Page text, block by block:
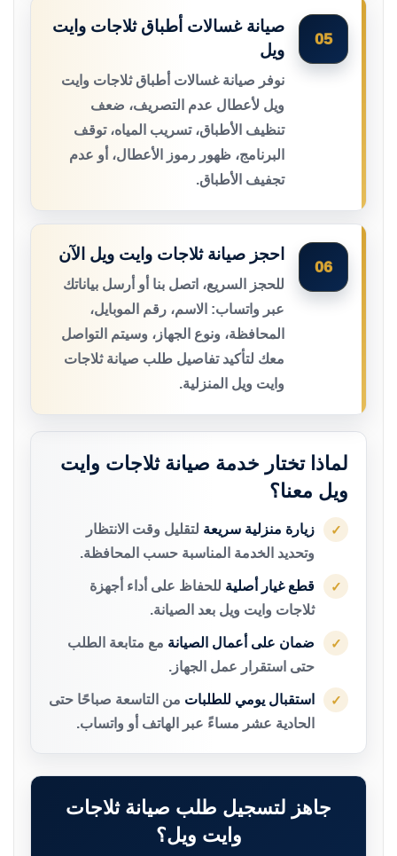
05
صيانة غسالات أطباق ثلاجات وايت
ويل
نوفر صيانة غسالات أطباق ثلاجات وايت
ويل لأعطال عدم التصريف، ضعف
تنظيف الأطباق، تسريب المياه، توقف
البرنامج، ظهور رموز الأعطال، أو عدم
تجفيف الأطباق.
06
احجز صيانة ثلاجات وايت ويل الآن
للحجز السريع، اتصل بنا أو أرسل بياناتك
عبر واتساب: الاسم، رقم الموبايل،
المحافظة، ونوع الجهاز، وسيتم التواصل
معك لتأكيد تفاصيل طلب صيانة ثلاجات
وايت ويل المنزلية.
لماذا تختار خدمة صيانة ثلاجات وايت
ويل معنا؟
✓ زيارة منزلية سريعة لتقليل وقت الانتظار
وتحديد الخدمة المناسبة حسب المحافظة.
✓ قطع غيار أصلية للحفاظ على أداء أجهزة
ثلاجات وايت ويل بعد الصيانة.
✓ ضمان على أعمال الصيانة مع متابعة الطلب
حتى استقرار عمل الجهاز.
✓ استقبال يومي للطلبات من التاسعة صباحًا حتى
الحادية عشر مساءً عبر الهاتف أو واتساب.
جاهز لتسجيل طلب صيانة ثلاجات
وايت ويل؟